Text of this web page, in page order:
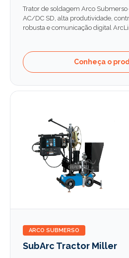
Trator de soldagem Arco
AC/DC SD, alta produtividade,
robusta e comunicação digital
Conheça o
ARCO SUBMERSO
SubArc Tractor Miller